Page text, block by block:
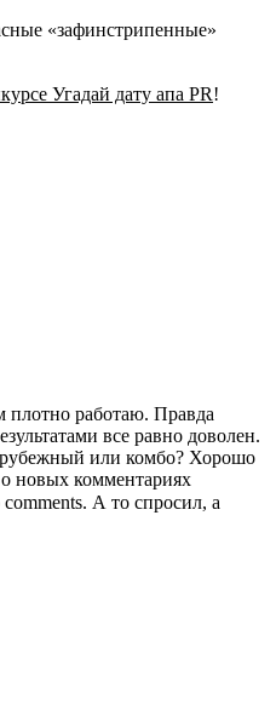
«зафинстрипенные»
Угадай дату апа PR!
плотно работаю. Правда
все равно доволен.
или комбо? Хорошо
новых комментариях
А то спросил, а